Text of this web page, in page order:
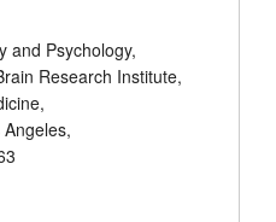
and Psychology,
Research Institute,